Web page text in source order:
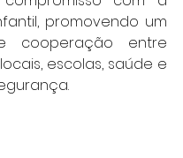
promovendo um
cooperação entre
escolas, saúde e